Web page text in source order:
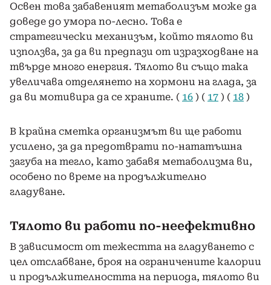
Освен това забавеният метаболизъм може да
доведе до умора по-лесно. Това е
стратегически механизъм, който тялото ви
използва, за да ви предпази от изразходване на
твърде много енергия. Тялото ви също така
увеличава отделянето на хормони на глада, за
да ви мотивира да се храните. ( 16 ) ( 17 ) ( 18 )
В крайна сметка организмът ви ще работи
усилено, за да предотврати по-нататъшна
загуба на тегло, като забавя метаболизма ви,
особено по време на продължително
гладуване.
Тялото ви работи по-неефективно
В зависимост от тежестта на гладуването с
цел отслабване, броя на ограничените калории
и продължителността на периода, тялото ви